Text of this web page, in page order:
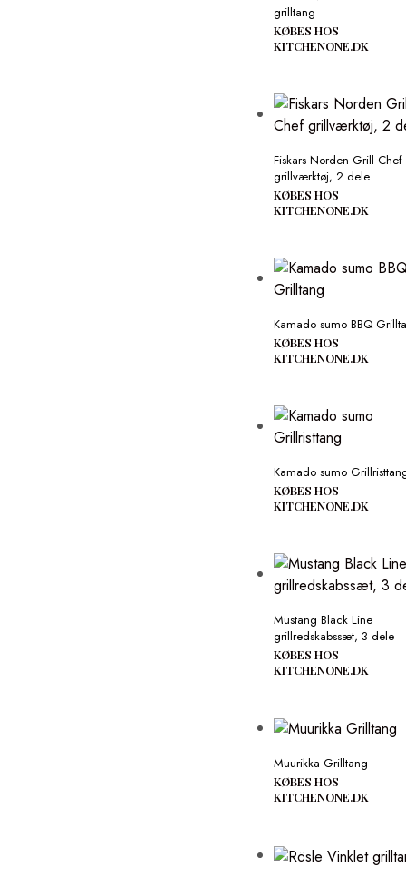
grilltang
KØBES HOS
KITCHENONE.DK
Fiskars Norden Grill Chef
grillværktøj, 2 dele
KØBES HOS
KITCHENONE.DK
Kamado sumo BBQ
KØBES HOS
KITCHENONE.DK
Kamado sumo
KØBES HOS
KITCHENONE.DK
Mustang Black Line
grillredskabssæt, 3 dele
KØBES HOS
KITCHENONE.DK
Muurikka Grilltang
KØBES HOS
KITCHENONE.DK